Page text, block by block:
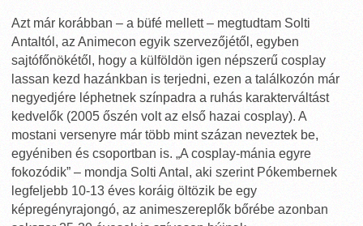
Azt már korábban – a büfé mellett – megtudtam Solti
Antaltól, az Animecon egyik szervezőjétől, egyben
sajtófőnökétől, hogy a külföldön igen népszerű cosplay
lassan kezd hazánkban is terjedni, ezen a találkozón már
negyedjére léphetnek színpadra a ruhás karakterváltást
kedvelők (2005 őszén volt az első hazai cosplay). A
mostani versenyre már több mint százan neveztek be,
egyéniben és csoportban is. „A cosplay-mánia egyre
fokozódik” – mondja Solti Antal, aki szerint Pókembernek
legfeljebb 10-13 éves koráig öltözik be egy
képregényrajongó, az animeszereplők bőrébe azonban